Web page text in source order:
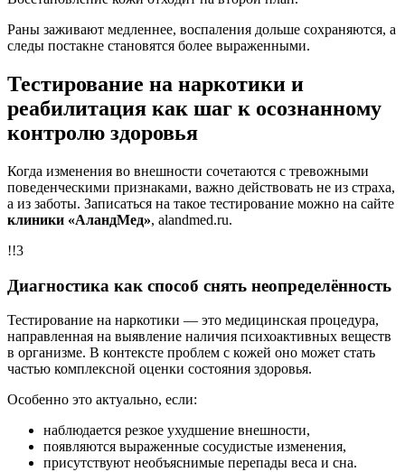
Раны заживают медленнее, воспаления дольше сохраняются, а
следы постакне становятся более выраженными.
Тестирование на наркотики и
реабилитация как шаг к осознанному
контролю здоровья
Когда изменения во внешности сочетаются с тревожными
поведенческими признаками, важно действовать не из страха,
а из заботы. Записаться на такое тестирование можно на сайте
клиники «АландМед», alandmed.ru.
!!3
Диагностика как способ снять неопределённость
Тестирование на наркотики — это медицинская процедура,
направленная на выявление наличия психоактивных веществ
в организме. В контексте проблем с кожей оно может стать
частью комплексной оценки состояния здоровья.
Особенно это актуально, если:
наблюдается резкое ухудшение внешности,
появляются выраженные сосудистые изменения,
присутствуют необъяснимые перепады веса и сна.